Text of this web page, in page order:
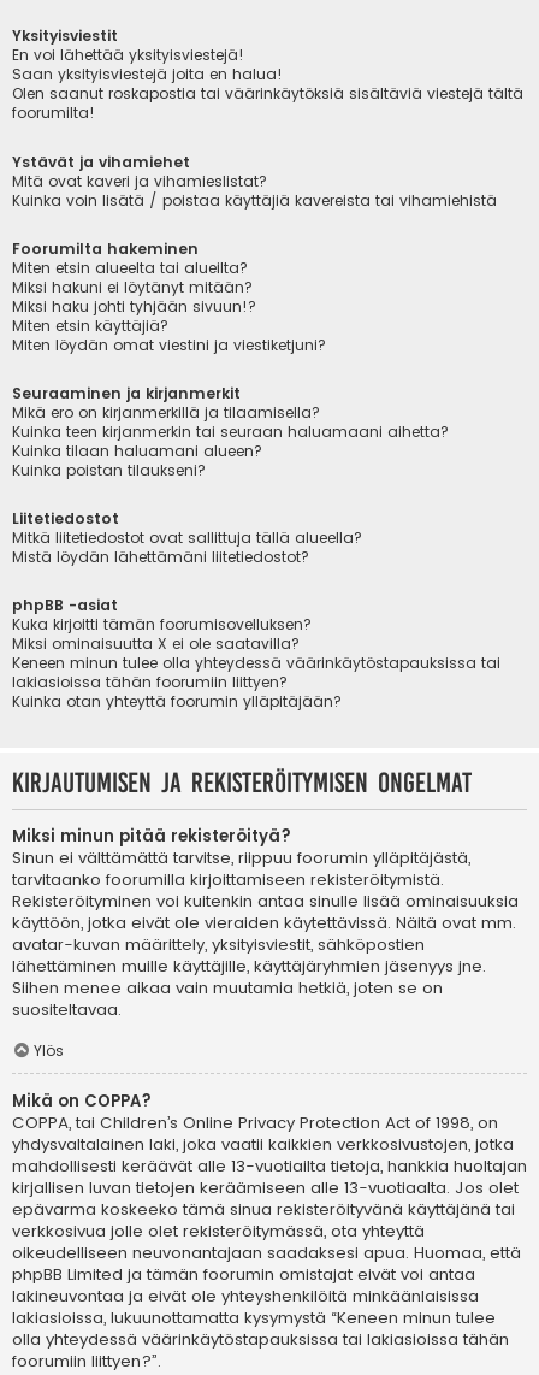
Yksityisviestit
En voi lähettää yksityisviestejä!
Saan yksityisviestejä joita en halua!
Olen saanut roskapostia tai väärinkäytöksiä sisältäviä viestejä tältä
foorumilta!
Ystävät ja vihamiehet
Mitä ovat kaveri ja vihamieslistat?
Kuinka voin lisätä / poistaa käyttäjiä kavereista tai vihamiehistä
Foorumilta hakeminen
Miten etsin alueelta tai alueilta?
Miksi hakuni ei löytänyt mitään?
Miksi haku johti tyhjään sivuun!?
Miten etsin käyttäjiä?
Miten löydän omat viestini ja viestiketjuni?
Seuraaminen ja kirjanmerkit
Mikä ero on kirjanmerkillä ja tilaamisella?
Kuinka teen kirjanmerkin tai seuraan haluamaani aihetta?
Kuinka tilaan haluamani alueen?
Kuinka poistan tilaukseni?
Liitetiedostot
Mitkä liitetiedostot ovat sallittuja tällä alueella?
Mistä löydän lähettämäni liitetiedostot?
phpBB -asiat
Kuka kirjoitti tämän foorumisovelluksen?
Miksi ominaisuutta X ei ole saatavilla?
Keneen minun tulee olla yhteydessä väärinkäytöstapauksissa tai
lakiasioissa tähän foorumiin liittyen?
Kuinka otan yhteyttä foorumin ylläpitäjään?
Kirjautumisen ja rekisteröitymisen ongelmat
Miksi minun pitää rekisteröityä?
Sinun ei välttämättä tarvitse, riippuu foorumin ylläpitäjästä,
tarvitaanko foorumilla kirjoittamiseen rekisteröitymistä.
Rekisteröityminen voi kuitenkin antaa sinulle lisää ominaisuuksia
käyttöön, jotka eivät ole vieraiden käytettävissä. Näitä ovat mm.
avatar-kuvan määrittely, yksityisviestit, sähköpostien
lähettäminen muille käyttäjille, käyttäjäryhmien jäsenyys jne.
Siihen menee aikaa vain muutamia hetkiä, joten se on
suositeltavaa.
Ylös
Mikä on COPPA?
COPPA, tai Children’s Online Privacy Protection Act of 1998, on
yhdysvaltalainen laki, joka vaatii kaikkien verkkosivustojen, jotka
mahdollisesti keräävät alle 13-vuotiailta tietoja, hankkia huoltajan
kirjallisen luvan tietojen keräämiseen alle 13-vuotiaalta. Jos olet
epävarma koskeeko tämä sinua rekisteröityvänä käyttäjänä tai
verkkosivua jolle olet rekisteröitymässä, ota yhteyttä
oikeudelliseen neuvonantajaan saadaksesi apua. Huomaa, että
phpBB Limited ja tämän foorumin omistajat eivät voi antaa
lakineuvontaa ja eivät ole yhteyshenkilöitä minkäänlaisissa
lakiasioissa, lukuunottamatta kysymystä “Keneen minun tulee
olla yhteydessä väärinkäytöstapauksissa tai lakiasioissa tähän
foorumiin liittyen?”.